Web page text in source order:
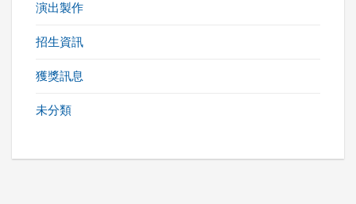
演出製作
招生資訊
獲獎訊息
未分類